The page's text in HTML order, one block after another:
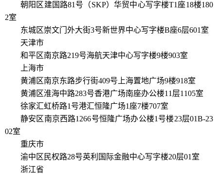
朝阳区建国路81号（SKP）华贸中心写字楼T1座18楼180
2室
东城区崇文门外大街3号新世界中心写字楼B座6层601室
天津市
和平区南京路219号海航天津中心写字楼9楼903室
上海市
黄浦区南京东路步行街409号上海置地广场9楼918室
黄浦区淮海中路283号香港广场南座办公楼11层1105室
徐家汇虹桥路1号港汇恒隆广场1座7楼707室
静安区南京西路1266号恒隆广场办公楼1号楼23层01B-23
02室
重庆市
渝中区民权路28号英利国际金融中心写字楼20层01室
浙江省